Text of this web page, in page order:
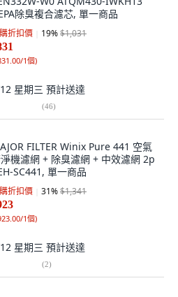
除臭複合濾芯, 單一商品
折扣價 19%$1,031
1個)
星期三 預計送達
(46)
FILTER Winix Pure 441 空氣
機濾網 + 除臭濾網 + 中效濾網 2p
SC441, 單一商品
折扣價 31%$1,341
1個)
星期三 預計送達
(2)